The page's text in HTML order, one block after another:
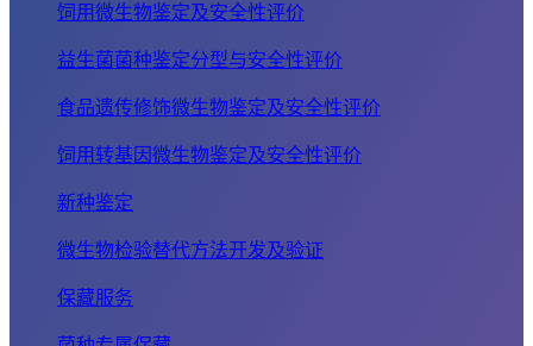
饲用微生物鉴定及安全性评价
益生菌菌种鉴定分型与安全性评价
食品遗传修饰微生物鉴定及安全性评价
饲用转基因微生物鉴定及安全性评价
新种鉴定
微生物检验替代方法开发及验证
保藏服务